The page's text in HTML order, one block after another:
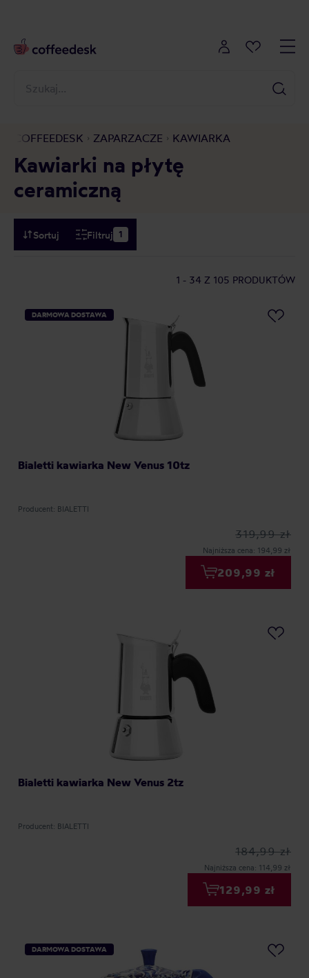
COFFEEDESK ZAPARZACZE KAWIARKA
Kawiarki na płytę
ceramiczną
Sortuj Filtruj 1
1 - 34 Z 105 PRODUKTÓW
DARMOWA DOSTAWA
Bialetti kawiarka New Venus 10tz
Producent: BIALETTI
319,99 zł
Najniższa cena: 194,99 zł
209,99 zł
Bialetti kawiarka New Venus 2tz
Producent: BIALETTI
184,99 zł
Najniższa cena: 114,99 zł
129,99 zł
DARMOWA DOSTAWA